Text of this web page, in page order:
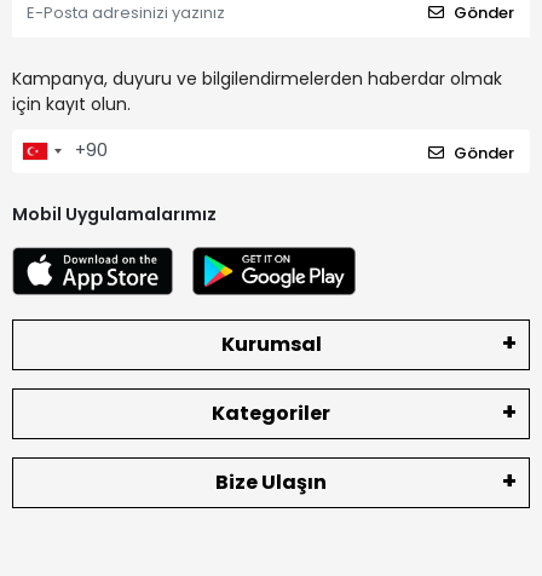
Gönder
Kampanya, duyuru ve bilgilendirmelerden haberdar olmak
için kayıt olun.
Gönder
Mobil Uygulamalarımız
Kurumsal
Kategoriler
Bize Ulaşın